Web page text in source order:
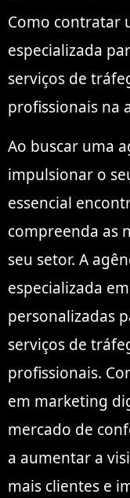
Como contratar
especializada
serviços de
profissionais na
Ao buscar uma
impulsionar o
essencial
compreenda as
seu setor. A
especializada
personalizadas
serviços de
profissionais.
em marketing
mercado de
a aumentar a
mais clientes e